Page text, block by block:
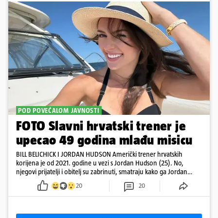
POD POVEĆALOM JAVNOSTI
FOTO Slavni hrvatski trener je
upecao 49 godina mlađu misicu
BILL BELICHICK I JORDAN HUDSON Američki trener hrvatskih
korijena je od 2021. godine u vezi s Jordan Hudson (25). No,
njegovi prijatelji i obitelj su zabrinuti, smatraju kako ga Jordan
kontrolira
20 20